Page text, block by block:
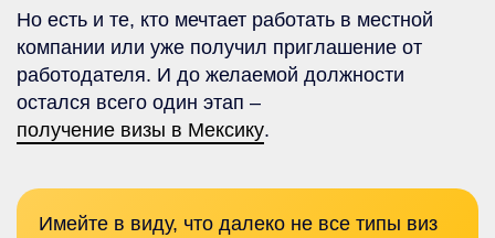
Но есть и те, кто мечтает работать в местной
компании или уже получил приглашение от
работодателя. И до желаемой должности
остался всего один этап –
получение визы в Мексику.
Имейте в виду, что далеко не все типы виз